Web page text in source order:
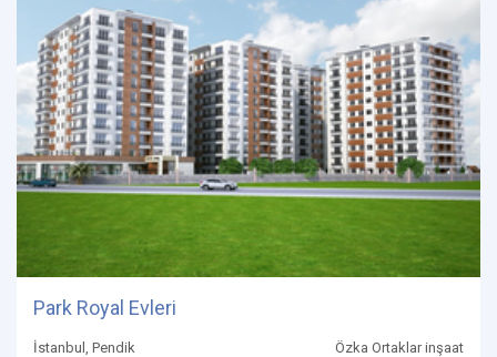
Park Royal Evleri
İstanbul, Pendik Özka Ortaklar inşaat